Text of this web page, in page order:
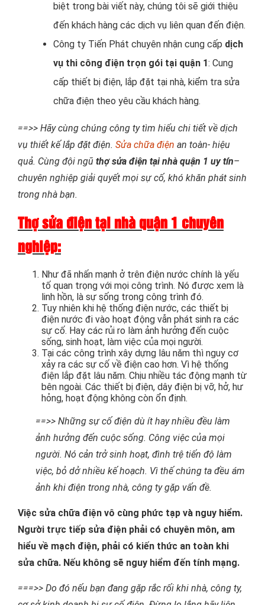
biệt trong bài viết này, chúng tôi sẽ giới thiệu
đến khách hàng các dịch vụ liên quan đến điện.
Công ty Tiến Phát chuyên nhận cung cấp dịch
vụ thi công điện trọn gói tại quận 1: Cung
cấp thiết bị điện, lắp đặt tại nhà, kiểm tra sửa
chữa điện theo yêu cầu khách hàng.
==>> Hãy cùng chúng công ty tìm hiểu chi tiết về dịch
vụ thiết kế lắp đặt điện. Sửa chữa điện an toàn- hiệu
quả. Cùng đội ngũ thợ sửa điện tại nhà quận 1 uy tín–
chuyên nghiệp giải quyết mọi sự cố, khó khăn phát sinh
trong nhà bạn.
Thợ sửa điện tại nhà quận 1 chuyên
nghiệp:
Như đã nhấn mạnh ở trên điện nước chính là yếu
tố quan trọng với mọi công trình. Nó được xem là
linh hồn, là sự sống trong công trình đó.
Tuy nhiên khi hệ thống điện nước, các thiết bị
điện nước đi vào hoạt động vẫn phát sinh ra các
sự cố. Hay các rủi ro làm ảnh hưởng đến cuộc
sống, sinh hoạt, làm việc của mọi người.
Tại các công trình xây dựng lâu năm thì nguy cơ
xảy ra các sự cố về điện cao hơn. Vì hệ thống
điện lắp đặt lâu năm. Chịu nhiều tác động mạnh từ
bên ngoài. Các thiết bị điện, dây điện bị vỡ, hở, hư
hỏng, hoạt động không còn ổn định.
==>> Những sự cố điện dù ít hay nhiều đều làm
ảnh hưởng đến cuộc sống. Công việc của mọi
người. Nó cản trở sinh hoạt, đình trệ tiến độ làm
việc, bỏ dở nhiều kế hoạch. Vì thế chúng ta đều ám
ảnh khi điện trong nhà, công ty gặp vấn đề.
Việc sửa chữa điện vô cùng phức tạp và nguy hiểm.
Người trực tiếp sửa điện phải có chuyên môn, am
hiểu về mạch điện, phải có kiến thức an toàn khi
sửa chữa. Nếu không sẽ nguy hiểm đến tính mạng.
===>> Do đó nếu bạn đang gặp rắc rối khi nhà, công ty,